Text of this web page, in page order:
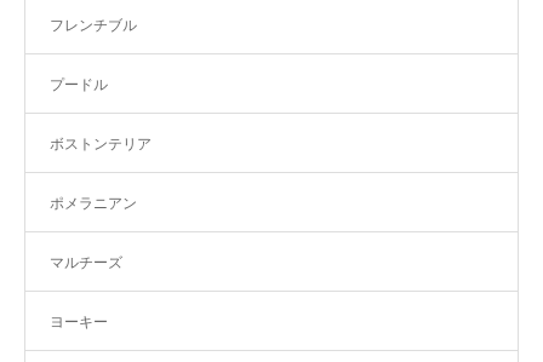
フレンチブル
プードル
ボストンテリア
ポメラニアン
マルチーズ
ヨーキー